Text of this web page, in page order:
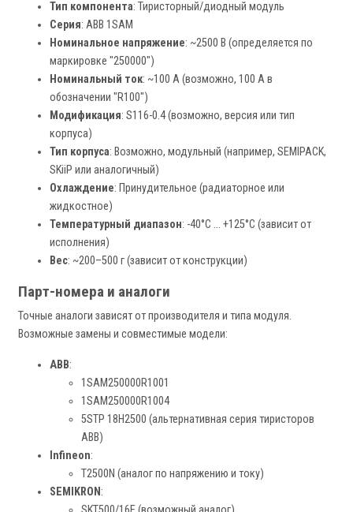
Тип компонента: Тиристорный/диодный модуль
Серия: ABB 1SAM
Номинальное напряжение: ~2500 В (определяется по
маркировке "250000")
Номинальный ток: ~100 А (возможно, 100 A в
обозначении "R100")
Модификация: S116-0.4 (возможно, версия или тип
корпуса)
Тип корпуса: Возможно, модульный (например, SEMIPACK,
SKiiP или аналогичный)
Охлаждение: Принудительное (радиаторное или
жидкостное)
Температурный диапазон: -40°C ... +125°C (зависит от
исполнения)
Вес: ~200–500 г (зависит от конструкции)
Парт-номера и аналоги
Точные аналоги зависят от производителя и типа модуля.
Возможные замены и совместимые модели:
ABB:
1SAM250000R1001
1SAM250000R1004
5STP 18H2500 (альтернативная серия тиристоров
ABB)
Infineon:
T2500N (аналог по напряжению и току)
SEMIKRON :